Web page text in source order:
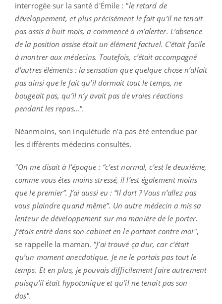
interrogée sur la santé d'Émile : "le retard de
développement, et plus précisément le fait qu’il ne tenait
pas assis à huit mois, a commencé à m’alerter. L’absence
de la position assise était un élément factuel. C’était facile
à montrer aux médecins. Toutefois, c’était accompagné
d’autres éléments : la sensation que quelque chose n’allait
pas ainsi que le fait qu’il dormait tout le temps, ne
bougeait pas, qu’il n’y avait pas de vraies réactions
pendant les repas…".
Néanmoins, son inquiétude n’a pas été entendue par
les différents médecins consultés.
"On me disait à l’époque : “c’est normal, c’est le deuxième,
comme vous êtes moins stressé, il l’est également moins
que le premier”. J’ai aussi eu : “Il dort ? Vous n’allez pas
vous plaindre quand même”. Un autre médecin a mis sa
lenteur de développement sur ma manière de le porter.
J’étais entré dans son cabinet en le portant contre moi",
se rappelle la maman. "J’ai trouvé ça dur, car c’était
qu’un moment anecdotique. Je ne le portais pas tout le
temps. Et en plus, je pouvais difficilement faire autrement
puisqu’il était hypotonique et qu’il ne tenait pas son
dos".